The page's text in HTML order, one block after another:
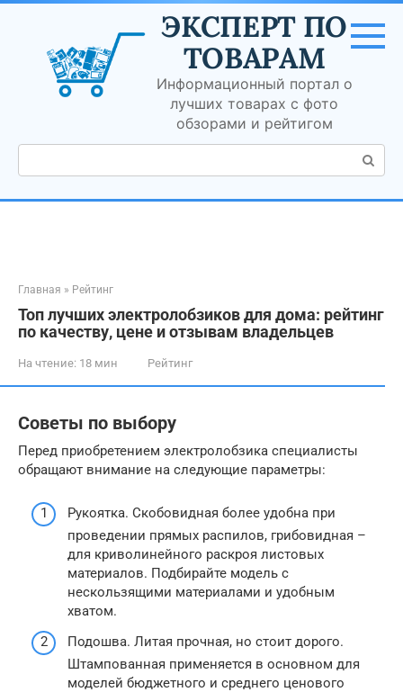
Перейти
контенту
ЭКСПЕРТ ПО
ТОВАРАМ
Информационный портал о
лучших товарах с фото
обзорами и рейтигом
Поиск:
Главная » Рейтинг
Топ лучших электролобзиков для дома: рейтинг
по качеству, цене и отзывам владельцев
На чтение: 18 мин Рейтинг
Советы по выбору
Перед приобретением электролобзика специалисты
обращают внимание на следующие параметры:
Рукоятка. Скобовидная более удобна при
проведении прямых распилов, грибовидная –
для криволинейного раскроя листовых
материалов. Подбирайте модель с
нескользящими материалами и удобным
хватом.
Подошва. Литая прочная, но стоит дорого.
Штампованная применяется в основном для
моделей бюджетного и среднего ценового